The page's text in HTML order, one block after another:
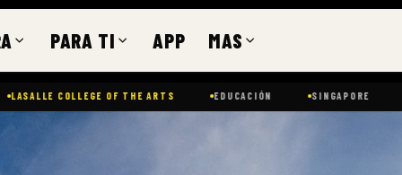
PARA TI APP MAS
COLLEGE OF THE ARTS EDUCACIÓN SINGAPORE